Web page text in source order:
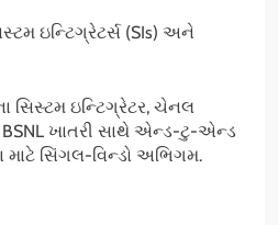
ઇન્ટિગ્રેટર્સ (SIs) અને
સિસ્ટમ ઇન્ટિગ્રેટર, ચેનલ
BSNL ખાતરી સાથે એન્ડ-ટુ-એન્ડ
સિંગલ-વિન્ડો અભિગમ.